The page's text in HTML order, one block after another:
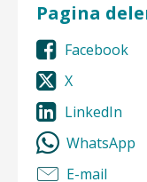
Pagina
Facebook
X
LinkedIn
WhatsApp
E-mail